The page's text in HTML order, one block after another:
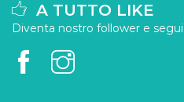
A TUTTO LIKE
Diventa nostro follower e